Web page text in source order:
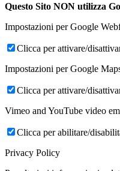
Questo Sito NON utilizza
Impostazioni per Google
Clicca per attivare/
Impostazioni per Google
Clicca per attivare/
Vimeo and YouTube video
Clicca per abilitare/
Privacy Policy